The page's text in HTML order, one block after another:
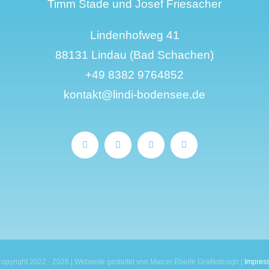
Timm Stade und Josef Friesacher
Lindenhofweg 41
88131 Lindau (Bad Schachen)
+49 8382 9764852
kontakt@lindi-bodensee.de
2022 - 2026 | Webseite gestaltet von Marcel Eberle Grafikdesign |